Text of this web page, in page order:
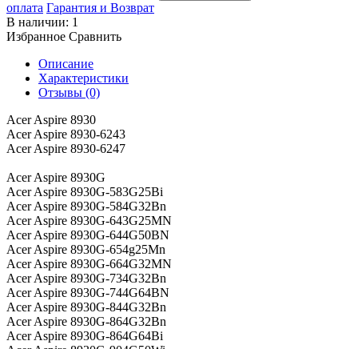
оплата Гарантия и Возврат
В наличии: 1
Избранное Сравнить
Описание
Характеристики
Отзывы (0)
Acer Aspire 8930
Acer Aspire 8930-6243
Acer Aspire 8930-6247
Acer Aspire 8930G
Acer Aspire 8930G-583G25Bi
Acer Aspire 8930G-584G32Bn
Acer Aspire 8930G-643G25MN
Acer Aspire 8930G-644G50BN
Acer Aspire 8930G-654g25Mn
Acer Aspire 8930G-664G32MN
Acer Aspire 8930G-734G32Bn
Acer Aspire 8930G-744G64BN
Acer Aspire 8930G-844G32Bn
Acer Aspire 8930G-864G32Bn
Acer Aspire 8930G-864G64Bi